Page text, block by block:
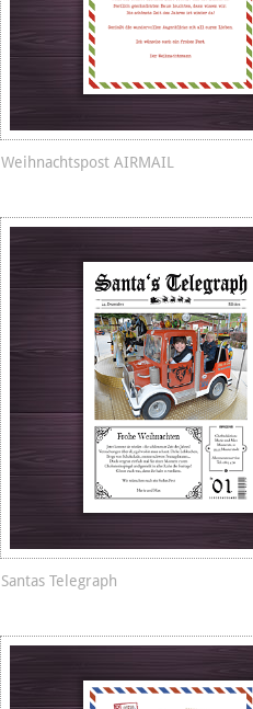
Weihnachtspost AIRMAIL
Santas Telegraph